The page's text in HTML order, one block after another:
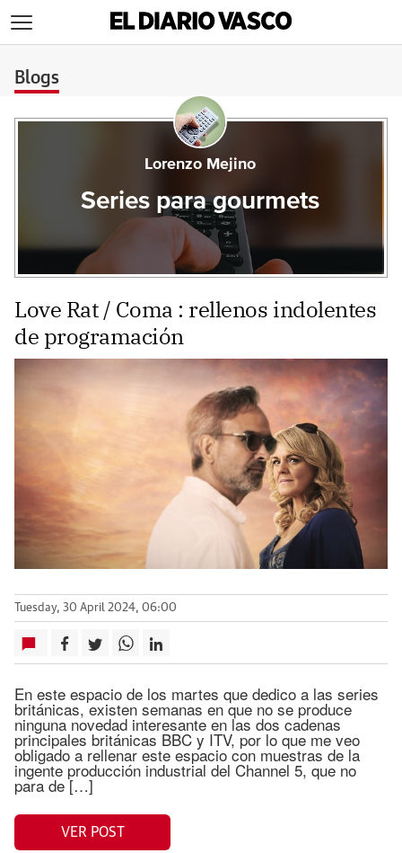
Blogs
Lorenzo Mejino
Series para gourmets
Love Rat / Coma : rellenos indolentes
de programación
Tuesday, 30 April 2024, 06:00
En este espacio de los martes que dedico a las series
británicas, existen semanas en que no se produce
ninguna novedad interesante en las dos cadenas
principales británicas BBC y ITV, por lo que me veo
obligado a rellenar este espacio con muestras de la
ingente producción industrial del Channel 5, que no
para de […]
VER POST